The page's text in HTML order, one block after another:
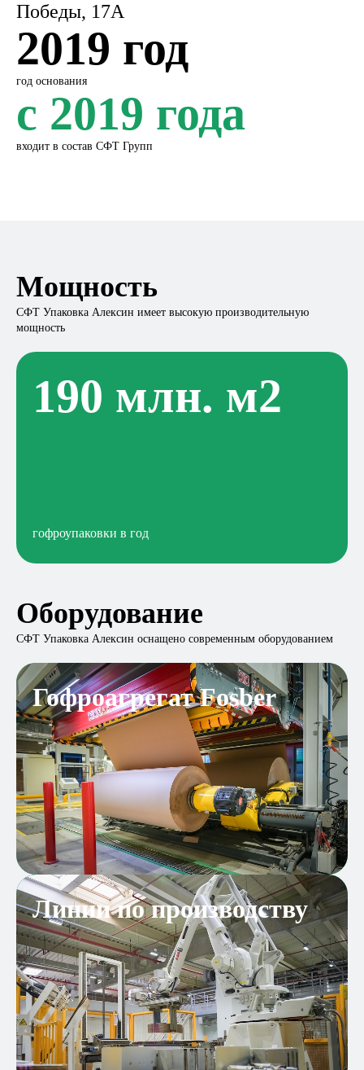
Победы, 17А
2019 год
год основания
с 2019 года
входит в состав СФТ Групп
Мощность
СФТ Упаковка Алексин имеет высокую производительную
мощность
190 млн. м2
гофроупаковки в год
Оборудование
СФТ Упаковка Алексин оснащено современным оборудованием
Гофроагрегат Fosber
шириной 2500 мм
Линии по производству